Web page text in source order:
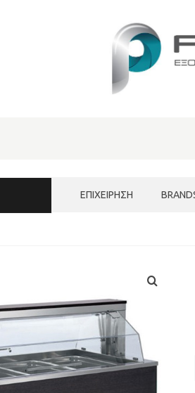
ΕΠΙΧΕΊΡΗΣΗ